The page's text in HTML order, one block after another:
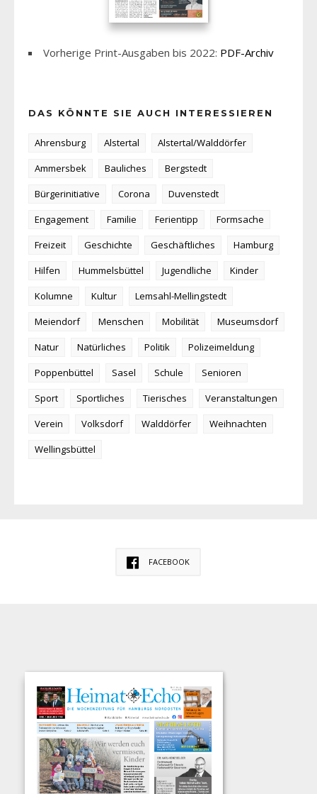
Vorherige Print-Ausgaben bis 2022: PDF-Archiv
DAS KÖNNTE SIE AUCH INTERESSIEREN
Ahrensburg Alstertal
Alstertal/Walddörfer
Ammersbek
Bauliches
Bergstedt
Bürgerinitiative
Corona
Duvenstedt
Engagement
Familie Ferientipp
Formsache
Freizeit
Geschichte Geschäftliches
Hamburg
Hilfen
Hummelsbüttel Jugendliche
Kinder
Kolumne
Kultur
Lemsahl-Mellingstedt
Meiendorf
Menschen Mobilität
Museumsdorf
Natur
Natürliches Politik
Polizeimeldung
Poppenbüttel
Sasel Schule
Senioren
Sport
Sportliches Tierisches
Veranstaltungen
Verein
Volksdorf Walddörfer
Weihnachten
Wellingsbüttel
FACEBOOK